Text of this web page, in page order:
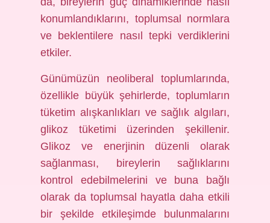
konumlandıklarını, toplumsal normlara
ve beklentilere nasıl tepki verdiklerini
etkiler.
Günümüzün neoliberal toplumlarında,
özellikle büyük şehirlerde, toplumların
tüketim alışkanlıkları ve sağlık algıları,
glikoz tüketimi üzerinden şekillenir.
Glikoz ve enerjinin düzenli olarak
sağlanması, bireylerin sağlıklarını
kontrol edebilmelerini ve buna bağlı
olarak da toplumsal hayatla daha etkili
bir şekilde etkileşimde bulunmalarını